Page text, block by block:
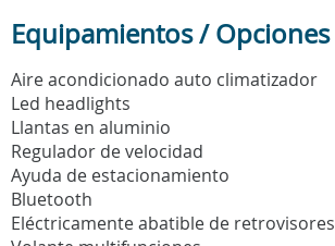
Equipamientos / Opciones
Aire acondicionado auto climatizador
Led headlights
Llantas en aluminio
Regulador de velocidad
Ayuda de estacionamiento
Bluetooth
Eléctricamente abatible de retrovisores